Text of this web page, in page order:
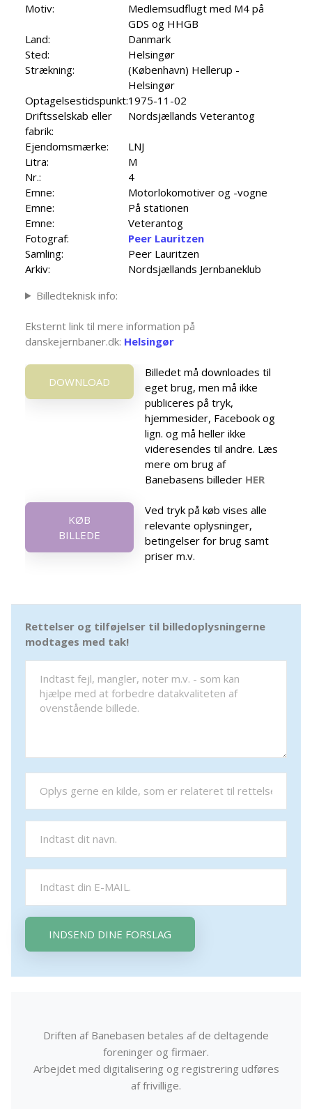
Motiv:
Medlemsudflugt med M4 på
GDS og HHGB
Land:
Danmark
Sted:
Helsingør
Strækning:
(København) Hellerup -
Helsingør
Optagelsestidspunkt:1975-11-02
Driftsselskab eller
fabrik:
Nordsjællands Veterantog
Ejendomsmærke:
LNJ
Litra:
M
Nr.:
4
Emne:
Motorlokomotiver og -vogne
Emne:
På stationen
Emne:
Veterantog
Fotograf:
Peer Lauritzen
Samling:
Peer Lauritzen
Arkiv:
Nordsjællands Jernbaneklub
Billedteknisk info:
Eksternt link til mere information på
danskejernbaner.dk: Helsingør
DOWNLOAD
Billedet må downloades til
eget brug, men må ikke
publiceres på tryk,
hjemmesider, Facebook og
lign. og må heller ikke
videresendes til andre. Læs
mere om brug af
Banebasens billeder HER
KØB
BILLEDE
Ved tryk på køb vises alle
relevante oplysninger,
betingelser for brug samt
priser m.v.
Rettelser og tilføjelser til billedoplysningerne
modtages med tak!
INDSEND DINE FORSLAG
Driften af Banebasen betales af de deltagende
foreninger og firmaer.
Arbejdet med digitalisering og registrering udføres
af frivillige.